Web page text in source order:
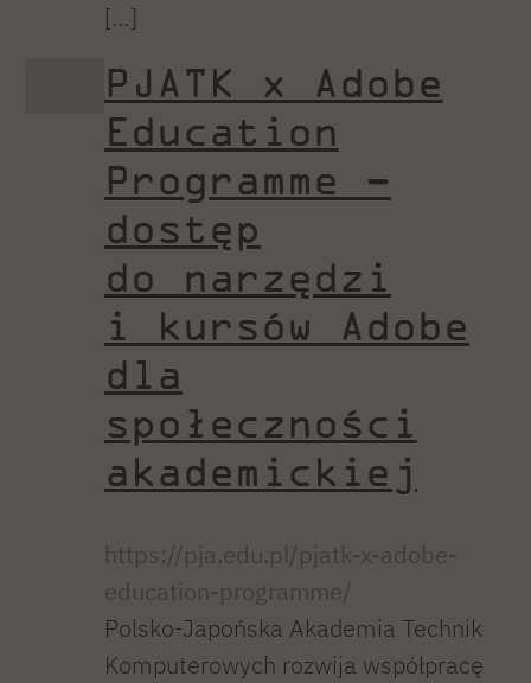
[…]
PJATK x Adobe
Education
Programme –
dostęp
do narzędzi
i kursów Adobe
dla
społeczności
akademickiej
https://pja.edu.pl/pjatk-x-adobe-
education-programme/
Polsko-Japońska Akademia Technik
Komputerowych rozwija współpracę